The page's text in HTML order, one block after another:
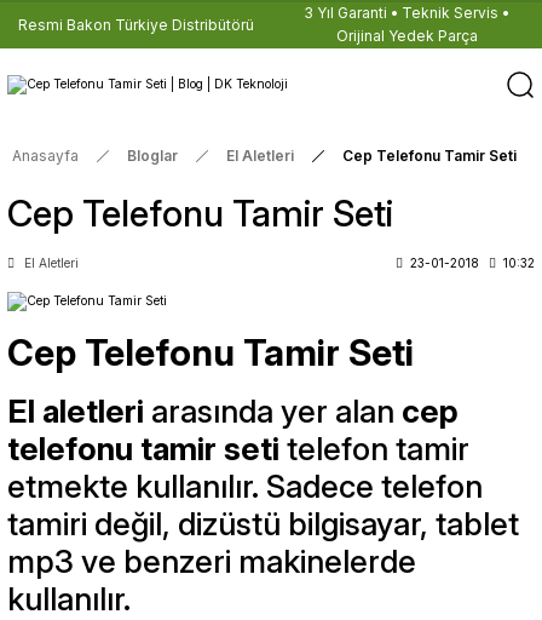
Resmi Bakon Türkiye Distribütörü
3 Yıl Garanti • Teknik Servis •
Orijinal Yedek Parça
Anasayfa Bloglar El Aletleri Cep Telefonu Tamir Seti
Cep Telefonu Tamir Seti
El Aletleri 23-01-2018 10:32
Cep Telefonu Tamir Seti
El aletleri arasında yer alan cep
telefonu tamir seti telefon tamir
etmekte kullanılır. Sadece telefon
tamiri değil, dizüstü bilgisayar, tablet
mp3 ve benzeri makinelerde
kullanılır.